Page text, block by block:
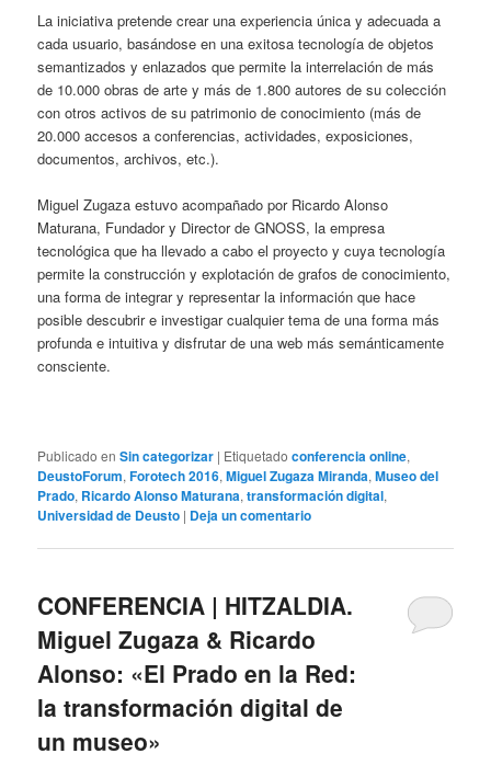
La iniciativa pretende crear una experiencia única y adecuada a
cada usuario, basándose en una exitosa tecnología de objetos
semantizados y enlazados que permite la interrelación de más
de 10.000 obras de arte y más de 1.800 autores de su colección
con otros activos de su patrimonio de conocimiento (más de
20.000 accesos a conferencias, actividades, exposiciones,
documentos, archivos, etc.).
Miguel Zugaza estuvo acompañado por Ricardo Alonso
Maturana, Fundador y Director de GNOSS, la empresa
tecnológica que ha llevado a cabo el proyecto y cuya tecnología
permite la construcción y explotación de grafos de conocimiento,
una forma de integrar y representar la información que hace
posible descubrir e investigar cualquier tema de una forma más
profunda e intuitiva y disfrutar de una web más semánticamente
consciente.
Publicado en Sin categorizar | Etiquetado conferencia online,
DeustoForum,Forotech 2016,Miguel Zugaza Miranda,Museo del
Prado, Ricardo Alonso Maturana,transformación digital,
Universidad de Deusto | Deja un comentario
CONFERENCIA | HITZALDIA.
Miguel Zugaza & Ricardo
Alonso: «El Prado en la Red:
la transformación digital de
un museo»